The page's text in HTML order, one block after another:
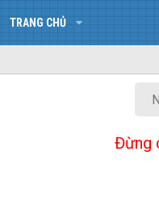
TRANG CHỦ
Đừng